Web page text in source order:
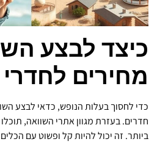
כיצד לבצע
מחירים לחדרי
כדי לחסוך בעלות הנופש, כדאי לבצע
חדרים. בעזרת מגוון אתרי השוואה,
ביותר. זה יכול להיות קל ופשוט עם הכלים